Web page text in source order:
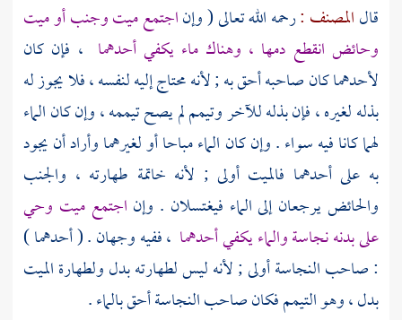
قالالمصنف :رحمه الله تعالى ( وإناجتمع ميت وجنب أو ميت
وحائض انقطع دمها ، وهناك ماء يكفي أحدهما ، فإن كان
لأحدهما كان صاحبه أحق به ; لأنه محتاج إليه لنفسه ، فلا يجوز له
بذله لغيره ، فإن بذله للآخر وتيمم لم يصح تيممه ، وإن كان الماء
لهما كانا فيه سواء . وإن كان الماء مباحا أو لغيرهما وأراد أن يجود
به على أحدهما فالميت أولى ; لأنه خاتمة طهارته ، والجنب
والحائض يرجعان إلى الماء فيغتسلان . وإن اجتمع ميت وحي
على بدنه نجاسة والماء يكفي أحدهما ، ففيه وجهان . ( أحدهما )
: صاحب النجاسة أولى ; لأنه ليس لطهارته بدل ولطهارة الميت
بدل ، وهو التيمم فكان صاحب النجاسة أحق بالماء .